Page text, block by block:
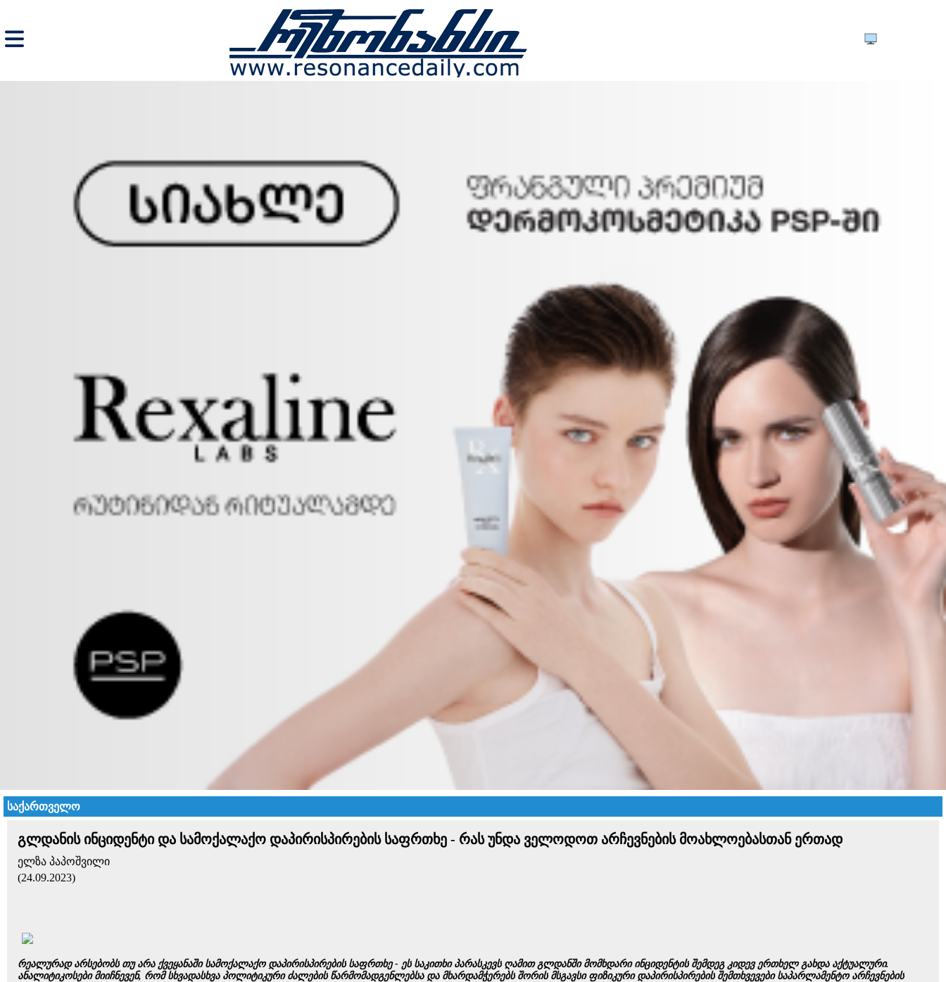
საქართველო
გლდანის ინციდენტი და სამოქალაქო დაპირისპირების საფრთხე - რას უნდა ველოდოთ არჩევნების მოახლოებასთან ერთად
ელზა პაპოშვილი
(24.09.2023)
რეალურად არსებობს თუ არა ქვეყანაში სამოქალაქო დაპირისპირების საფრთხე - ეს საკითხი პარასკევს ღამით გლდანში მომხდარი ინციდენტის შემდეგ კიდევ ერთხელ გახდა აქტუალური.
ანალიტიკოსები მიიჩნევენ, რომ სხვადასხვა პოლიტიკური ძალების წარმომადგენლებსა და მხარდამჭერებს შორის მსგავსი ფიზიკური დაპირისპირების შემთხვევები საპარლამენტო არჩევნების